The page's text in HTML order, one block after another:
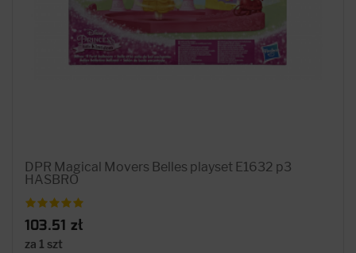
DPR Magical Movers Belles playset E1632 p3
HASBRO
103.51 zł
za 1 szt